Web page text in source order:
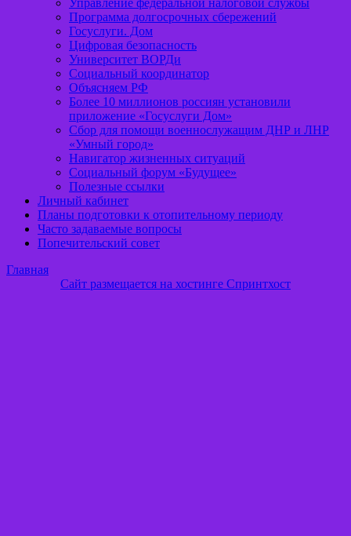
Программа долгосрочных сбережений
Госуслуги. Дом
Цифровая безопасность
Университет ВОРДи
Социальный координатор
Объясняем РФ
Более 10 миллионов россиян установили
приложение «Госуслуги Дом»
Сбор для помощи военнослужащим ДНР и ЛНР
«Умный город»
Навигатор жизненных ситуаций
Социальный форум «Будущее»
Полезные ссылки
Личный кабинет
Планы подготовки к отопительному периоду
Часто задаваемые вопросы
Попечительский совет
Главная
Сайт размещается на хостинге Спринтхост